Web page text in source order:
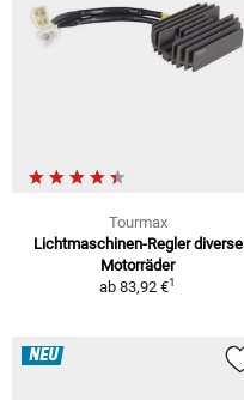
Tourmax
Lichtmaschinen-Regler diverse
Motorräder
ab 83,92 €1
NEU